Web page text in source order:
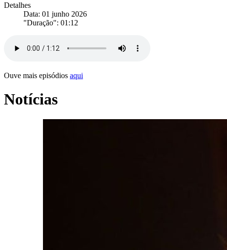
Detalhes
Data: 01 junho 2026
"Duração": 01:12
Ouve mais episódios aqui
Notícias